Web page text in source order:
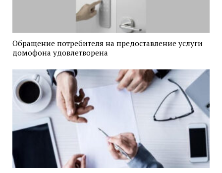
Обращение потребителя на предоставление услуги
домофона удовлетворена